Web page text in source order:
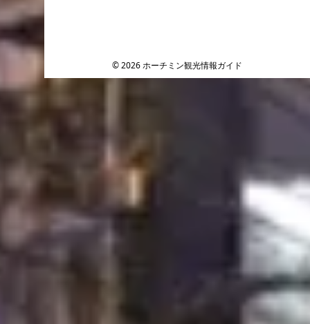
© 2026 ホーチミン観光情報ガイド